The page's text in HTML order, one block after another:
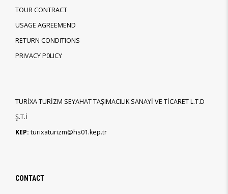
TOUR CONTRACT
USAGE AGREEMEND
RETURN CONDITIONS
PRIVACY P0LICY
TURİXA TURİZM SEYAHAT TAŞIMACILIK SANAYİ VE TİCARET L.T.D
Ş.T.İ
KEP: turixaturizm@hs01.kep.tr
CONTACT